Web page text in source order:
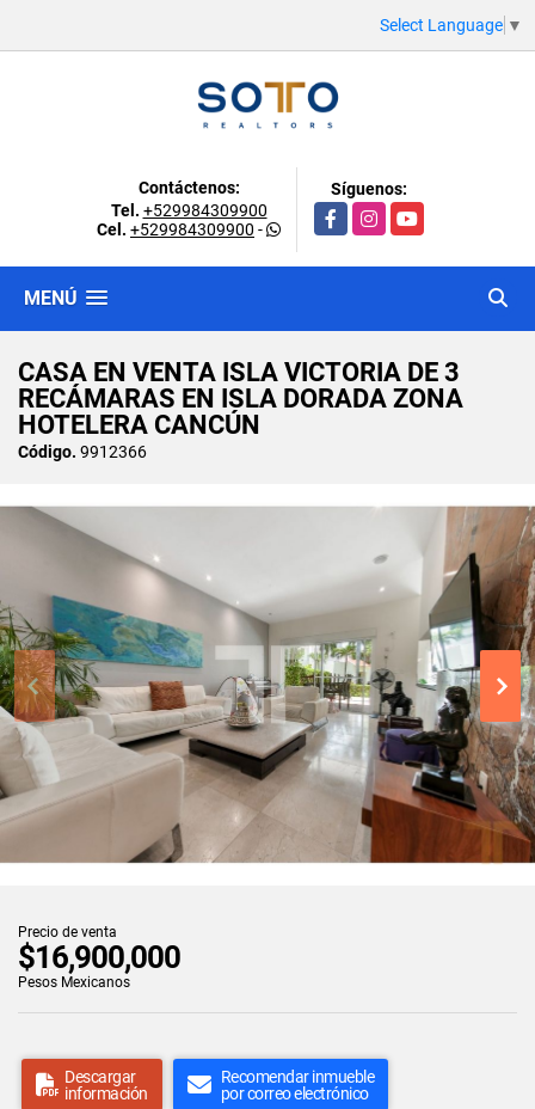
Select Language ▼
Contáctenos:
Tel. +529984309900
Cel. +529984309900 -
Síguenos:
FacebookInstagramYouTube
MENÚ
CASA EN VENTA ISLA VICTORIA DE 3
RECÁMARAS EN ISLA DORADA ZONA
HOTELERA CANCÚN
Código. 9912366
Precio de venta
$16,900,000
Pesos Mexicanos
Descargar
información
Recomendar inmueble
por correo electrónico